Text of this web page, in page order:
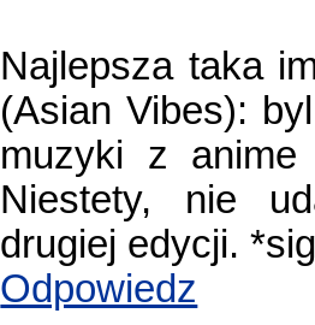
Najlepsza taka
(Asian Vibes):
muzyki z
Niestety, nie
drugiej edycji.
Odpowiedz